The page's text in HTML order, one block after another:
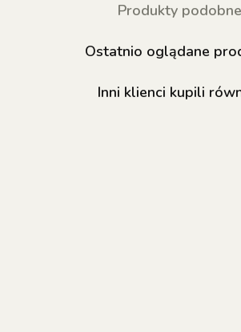
Produkty podobne
Ostatnio oglądane
Inni klienci kupili